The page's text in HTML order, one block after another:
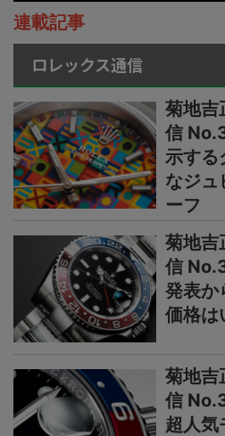
連載記事
ロレックス通信
菊地吉
信
示する
なジュ
ーフ
菊地吉
信
発表か
価格は
菊地吉
信
超人気